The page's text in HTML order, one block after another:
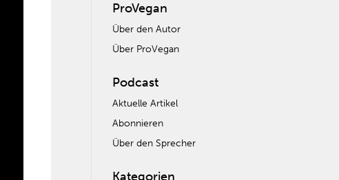
ProVegan
Über den Autor
Über ProVegan
Podcast
Aktuelle Artikel
Abonnieren
Über den Sprecher
Kategorien